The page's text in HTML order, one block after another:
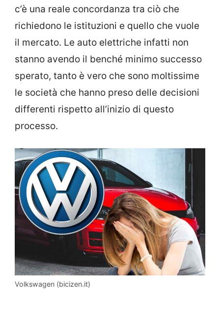
c’è una reale concordanza tra ciò che
richiedono le istituzioni e quello che vuole
il mercato. Le auto elettriche infatti non
stanno avendo il benché minimo successo
sperato, tanto è vero che sono moltissime
le società che hanno preso delle decisioni
differenti rispetto all’inizio di questo
processo.
Volkswagen (bicizen.it)